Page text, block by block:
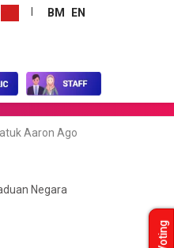
| BM
EN
Aaron Ago
Negara
Voting